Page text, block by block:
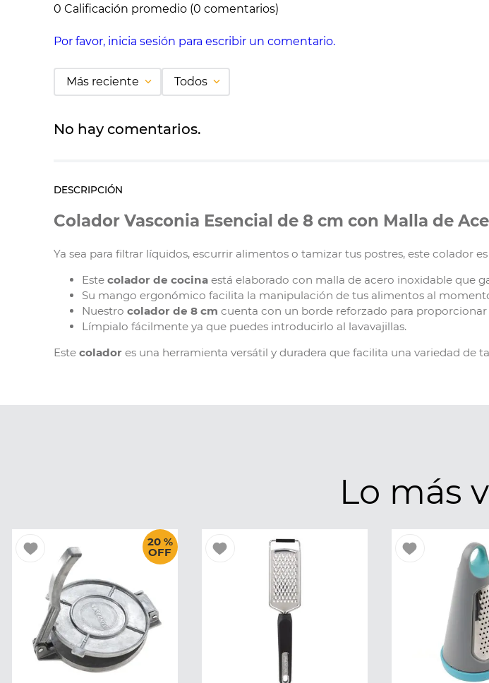
0 Calificación promedio (0 comentarios)
Por favor, inicia sesión para escribir un comentario.
Más reciente Todos
No hay comentarios.
DESCRIPCIÓN
Colador Vasconia Esencial de 8 cm con Malla de
Ya sea para filtrar líquidos, escurrir alimentos o tamizar tus postres, este colador
Este colador de cocina está elaborado con malla de acero inoxidable que
Su mango ergonómico facilita la manipulación de tus alimentos al
Nuestro colador de 8 cm cuenta con un borde reforzado para
Límpialo fácilmente ya que puedes introducirlo al lavavajillas.
Este colador es una herramienta versátil y duradera que facilita una variedad de
Lo más
20 %
OFF